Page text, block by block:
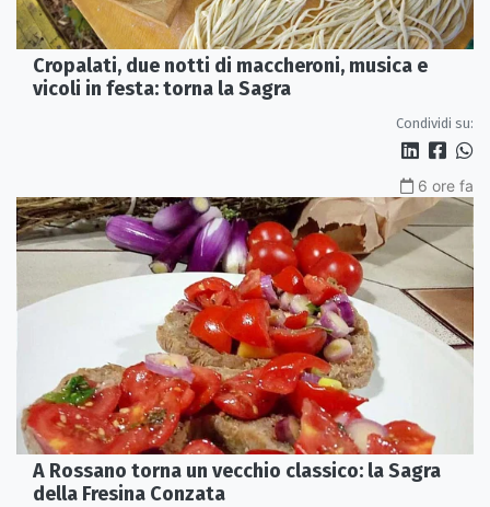
Cropalati, due notti di maccheroni, musica e
vicoli in festa: torna la Sagra
Condividi su:
6 ore fa
A Rossano torna un vecchio classico: la Sagra
della Fresina Conzata